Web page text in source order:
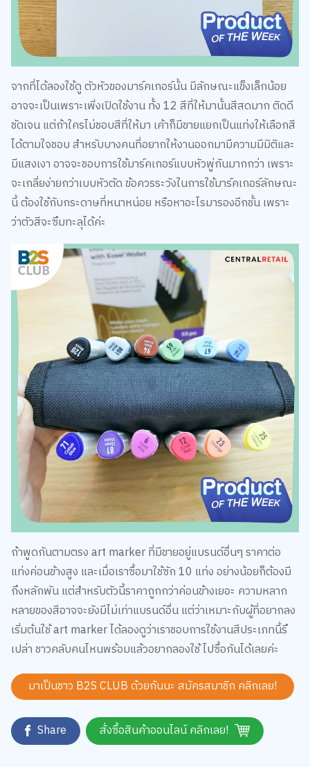
จากที่ได้ลองใช้ดู ตัวหัวของมาร์คเกอร์นั้น มีลักษณะแข็งเล็กน้อย
อาจจะเป็นเพราะเพิ่งเปิดใช้งาน ทั้ง 12 สีที่ให้มานั้นสีสดมาก ติดดี
ชัดเจน แต่ถ้าใครไม่ชอบสีที่ให้มา เค้าก็มีขายแยกเป็นแท่งให้เลือกสี
ได้ตามใจชอบ สำหรับบางคนที่อยากให้งานออกมามีความมีมิติและ
มีแสงเงา อาจจะชอบการใช้มาร์คเกอร์แบบหัวพู่กันมากกว่า เพราะ
จะเกลี่ยง่ายกว่าเบบหัวตัด ข้อควรระวังในการใช้มาร์คเกอร์ลักษณะ
นี้ ต้องใช้กับกระดาษที่หนาหน่อย หรือหาอะไรมารองอีกชั้น เพราะ
ว่าตัวสีจะซึมทะลุได้ค่ะ
แท่งค่อนข้างสูง และเมื่อเราซื้อมาใช้ซัก 10 แท่ง อย่างน้อยก็ต้องมี
ถึงหลักพัน แต่สำหรับตัวนี้ราคาถูกกว่าค่อนข้างเยอะ ความหลาก
หลายของสีอาจจะยังมีไม่เท่าแบรนด์อื่น แต่ว่าเหมาะกับผู้ที่อยากลง
เริ่มต้นใช้ art marker ได้ลองดูว่าเราชอบการใช้งานสีประเภทนี้รึ
เปล่า ชาวคลับคนไหนพร้อมแล้วอยากลองใช้ ไปซื้อกันได้เลยค่ะ
มาเป็นชาว B2S CLUB ด้วยกันนะ สมัครสมาชิกคลิกเลย!
Share สั่งซื้อสินค้าออนไลน์ คลิกเลย!